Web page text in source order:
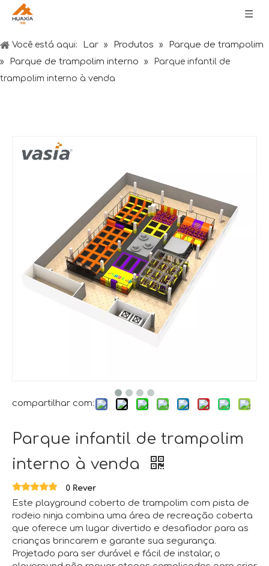
Você está aqui: Lar » Produtos » Parque de trampolim
» Parque de trampolim interno »
Parque infantil de
trampolim interno à venda
compartilhar com:
Parque infantil de trampolim
interno à venda
0 Rever
Este playground coberto de trampolim com pista de
rodeio ninja combina uma área de recreação coberta
que oferece um lugar divertido e desafiador para as
crianças brincarem e garante sua segurança.
Projetado para ser durável e fácil de instalar, o